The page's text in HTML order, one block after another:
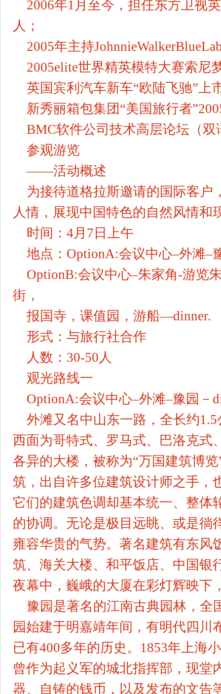
2006年1月至今，担任东方卫视
人；
2005年主持
2005elite世界精英模特大赛索尼
英国宾利汽车新车“欧陆飞驰”上
新秀丽箱包集团“美国旅行者
BMC软件公司技术高层论坛（双
参观游览
——活动概述
为接待道格拉斯邀请的国际客户
人情，展现中国特色的自然风情和
时间：4月7日上午
地点：OptionA:会议中心–外滩–
OptionB:会议中心–朱家角-游览
街，
报国寺，课值园，游船—dinner.
形式：与旅行社合作
人数：30-50人
观光路线一
OptionA:会议中心–外滩–豫园－
外滩又名中山东一路，全长约
西面为哥特式、罗马式、巴洛克式
各异的大楼，被称为“万国建筑博
筑，出自许多位建筑设计师之手，
它们的建筑色调却基本统一、整体
的协调。无论是极目远眺、或是徜
雍容华贵的气势。著名建筑有东风
筑、海关大楼、和平饭店、中国银
夜幕中，巍峨的大厦在彩灯辉映下
豫园是著名的江南古典园林，全
园始建于明嘉靖年间，有明代四川
已有400多年的历史。1853年上海
曾作为起义军的城北指挥部，现堂
器、自铸的钱币，以及发布的文告